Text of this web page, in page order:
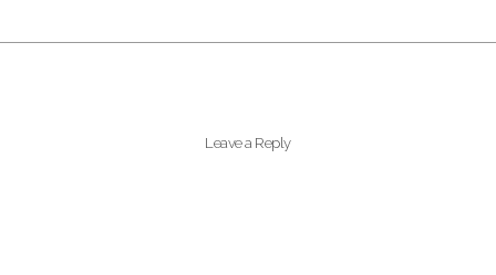
Leave a Reply